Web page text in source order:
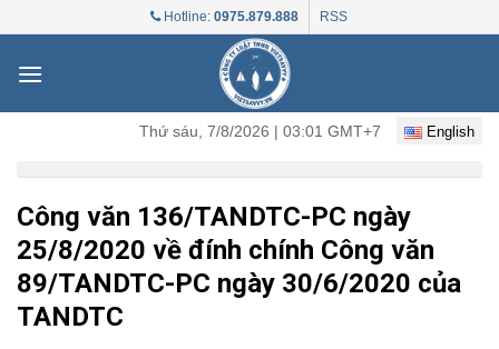
to
content
Hotline: 0975.879.888 RSS
Thứ sáu, 7/8/2026 | 03:01 GMT+7 English
Công văn 136/TANDTC-PC ngày
25/8/2020 về đính chính Công văn
89/TANDTC-PC ngày 30/6/2020 của
TANDTC